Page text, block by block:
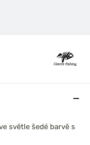
světle šedé barvě s